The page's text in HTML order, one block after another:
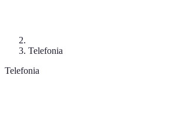
Telefonia
Telefonia